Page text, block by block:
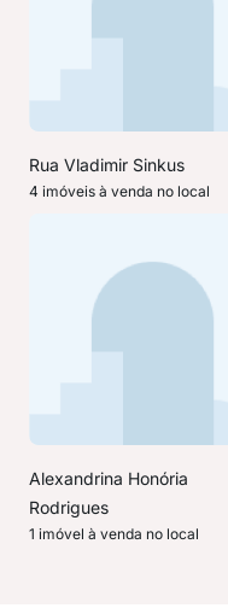
Rua Vladimir Sinkus
4 imóveis à venda no local
Alexandrina Honória
Rodrigues
1 imóvel à venda no local